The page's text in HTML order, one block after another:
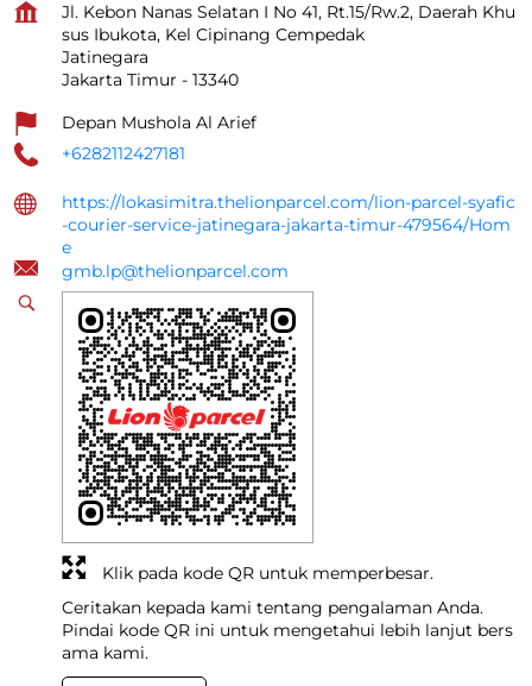
Jl. Kebon Nanas Selatan I No 41, Rt.15/Rw.2, Daerah Khu
sus Ibukota, Kel Cipinang Cempedak
Jatinegara
Jakarta Timur - 13340
Depan Mushola Al Arief
+6282112427181
https://lokasimitra.thelionparcel.com/lion-parcel-syafic
-courier-service-jatinegara-jakarta-timur-479564/Hom
e
gmb.lp@thelionparcel.com
Ceritakan kepada kami tentang pengalaman Anda.
Pindai kode QR ini untuk mengetahui lebih lanjut bers
ama kami.
Klik pada kode QR untuk memperbesar.